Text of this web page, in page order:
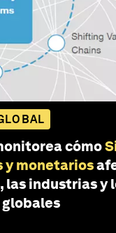
cómo
y monetarios
las industrias y